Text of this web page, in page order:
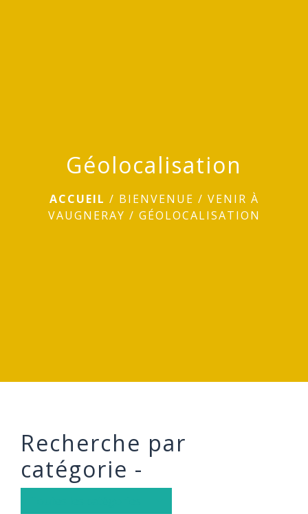
Géolocalisation
ACCUEIL / BIENVENUE / VENIR À
VAUGNERAY / GÉOLOCALISATION
Recherche par
catégorie -